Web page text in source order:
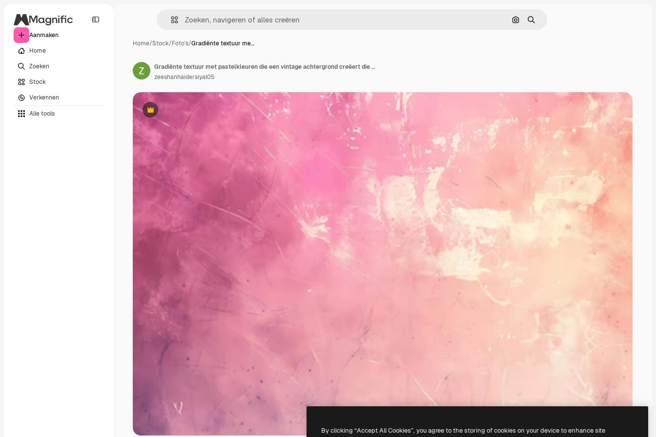
Aanmaken
Home
Zoeken
Stock
Verkennen
Alle tools
Zoeken op afbeelding
Zoeken
Home/Stock/Foto's/Gradiënte textuur me…
Premium
Gradiënte textuur met pastelkleuren die een vintage achtergrond creëert die perfect is voor elegant ontwerp
zeeshanhaidersiyal05
By clicking “Accept All Cookies”, you agree to the storing of cookies on your device to enhance site